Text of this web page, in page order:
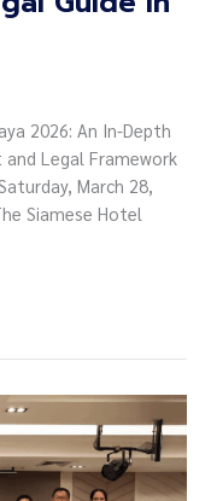
2026: An In-Depth
Legal Framework
March 28,
Siamese Hotel